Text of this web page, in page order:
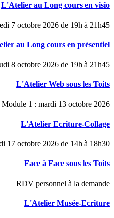
L'Atelier au Long cours en visio
7 octobre 2026 de 19h à 21h45
au Long cours en présentiel
8 octobre 2026 de 19h à 21h45
L'Atelier Web sous les Toits
Module 1 : mardi 13 octobre 2026
L'Atelier Ecriture-Collage
17 octobre 2026 de 14h à 18h30
Face à Face sous les Toits
RDV personnel à la demande
L'Atelier Musée-Ecriture